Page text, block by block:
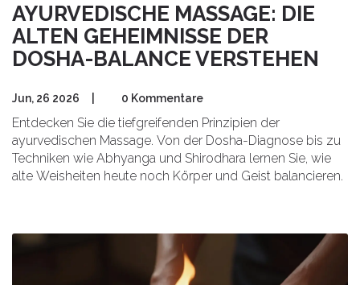
AYURVEDISCHE MASSAGE: DIE
ALTEN GEHEIMNISSE DER
DOSHA-BALANCE VERSTEHEN
Jun, 26 2026 0 Kommentare
Entdecken Sie die tiefgreifenden Prinzipien der
ayurvedischen Massage. Von der Dosha-Diagnose bis zu
Techniken wie Abhyanga und Shirodhara lernen Sie, wie
alte Weisheiten heute noch Körper und Geist balancieren.